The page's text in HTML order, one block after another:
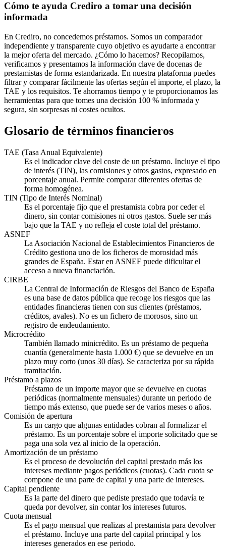
Cómo te ayuda Crediro a tomar una decisión
informada
En Crediro, no concedemos préstamos. Somos un comparador
independiente y transparente cuyo objetivo es ayudarte a encontrar
la mejor oferta del mercado. ¿Cómo lo hacemos? Recopilamos,
verificamos y presentamos la información clave de docenas de
prestamistas de forma estandarizada. En nuestra plataforma puedes
filtrar y comparar fácilmente las ofertas según el importe, el plazo, la
TAE y los requisitos. Te ahorramos tiempo y te proporcionamos las
herramientas para que tomes una decisión 100 % informada y
segura, sin sorpresas ni costes ocultos.
Glosario de términos financieros
TAE (Tasa Anual Equivalente)
Es el indicador clave del coste de un préstamo. Incluye el tipo
de interés (TIN), las comisiones y otros gastos, expresado en
porcentaje anual. Permite comparar diferentes ofertas de
forma homogénea.
TIN (Tipo de Interés Nominal)
Es el porcentaje fijo que el prestamista cobra por ceder el
dinero, sin contar comisiones ni otros gastos. Suele ser más
bajo que la TAE y no refleja el coste total del préstamo.
ASNEF
La Asociación Nacional de Establecimientos Financieros de
Crédito gestiona uno de los ficheros de morosidad más
grandes de España. Estar en ASNEF puede dificultar el
acceso a nueva financiación.
CIRBE
La Central de Información de Riesgos del Banco de España
es una base de datos pública que recoge los riesgos que las
entidades financieras tienen con sus clientes (préstamos,
créditos, avales). No es un fichero de morosos, sino un
registro de endeudamiento.
Microcrédito
También llamado minicrédito. Es un préstamo de pequeña
cuantía (generalmente hasta 1.000 €) que se devuelve en un
plazo muy corto (unos 30 días). Se caracteriza por su rápida
tramitación.
Préstamo a plazos
Préstamo de un importe mayor que se devuelve en cuotas
periódicas (normalmente mensuales) durante un periodo de
tiempo más extenso, que puede ser de varios meses o años.
Comisión de apertura
Es un cargo que algunas entidades cobran al formalizar el
préstamo. Es un porcentaje sobre el importe solicitado que se
paga una sola vez al inicio de la operación.
Amortización de un préstamo
Es el proceso de devolución del capital prestado más los
intereses mediante pagos periódicos (cuotas). Cada cuota se
compone de una parte de capital y una parte de intereses.
Capital pendiente
Es la parte del dinero que pediste prestado que todavía te
queda por devolver, sin contar los intereses futuros.
Cuota mensual
Es el pago mensual que realizas al prestamista para devolver
el préstamo. Incluye una parte del capital principal y los
intereses generados en ese periodo.